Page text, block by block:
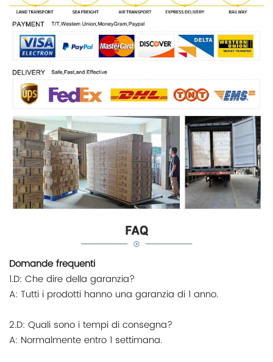
Domande frequenti
1.D: Che dire della garanzia?
A: Tutti i prodotti hanno una garanzia di 1 anno.
2.D: Quali sono i tempi di consegna?
A: Normalmente entro 1 settimana.